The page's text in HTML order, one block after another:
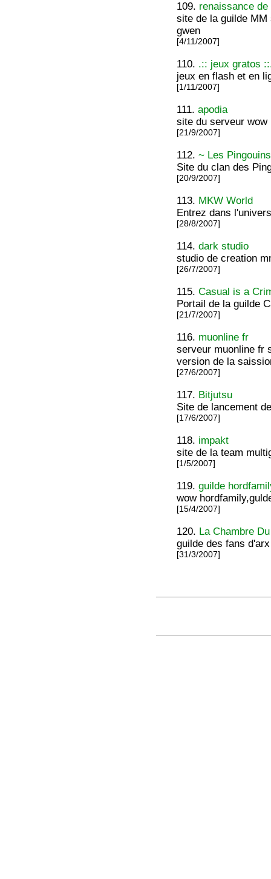
109. renaissance
site de la guilde
gwen
[4/11/2007]
110. .:: jeux gratos
jeux en flash et en
[1/11/2007]
111.apodia
site du serveur
[21/9/2007]
112.~ Les
Site du clan des
[20/9/2007]
113. MKW World
Entrez dans
[28/8/2007]
114.dark studio
studio de creation
[26/7/2007]
115.Casual is a
Portail de la guilde
[21/7/2007]
116. muonline fr
serveur muonline fr
version de la
[27/6/2007]
117. Bitjutsu
Site de lancement
[17/6/2007]
118. impakt
site de la team
[1/5/2007]
119.guilde
wow
[15/4/2007]
120. La Chambre
guilde des fans
[31/3/2007]